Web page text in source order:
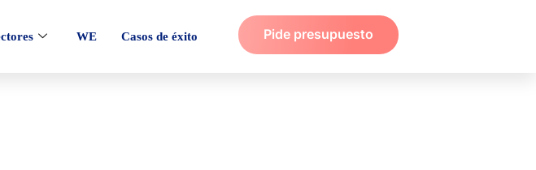
WE Casos de éxito Pide presupuesto